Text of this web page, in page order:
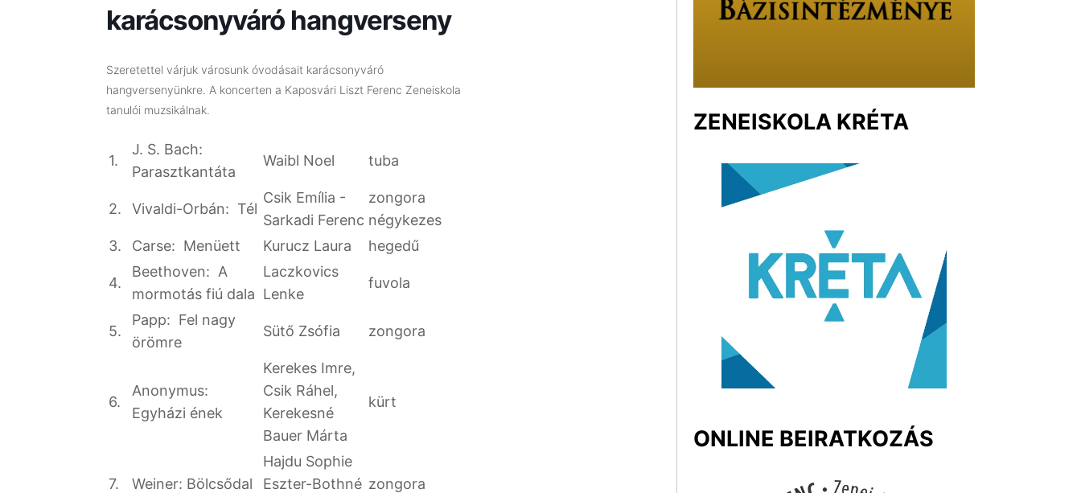
karácsonyváró hangverseny
Szeretettel várjuk városunk óvodásait karácsonyváró
hangversenyünkre. A koncerten a Kaposvári Liszt Ferenc Zeneiskola
tanulói muzsikálnak.
1.
J. S. Bach:
Parasztkantáta
Waibl Noel tuba
2. Vivaldi-Orbán: Tél
Csik Emília -
Sarkadi Ferenc
zongora
négykezes
3.
Carse: Menüett Kurucz Laura hegedű
4.
Beethoven: A
mormotás fiú dala
Laczkovics
Lenke
fuvola
5.
Papp: Fel nagy
örömre
Sütő Zsófia zongora
6.
Anonymus:
Egyházi ének
Kerekes Imre,
Csik Ráhel,
Kerekesné
Bauer Márta
kürt
7. Weiner: Bölcsődal
Hajdu Sophie
Eszter-Bothné zongora
ZENEISKOLA KRÉTA
ONLINE BEIRATKOZÁS